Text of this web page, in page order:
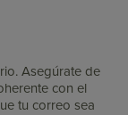
Asegúrate de
con el
tu correo sea